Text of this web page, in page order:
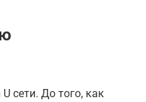
сети. До того, как